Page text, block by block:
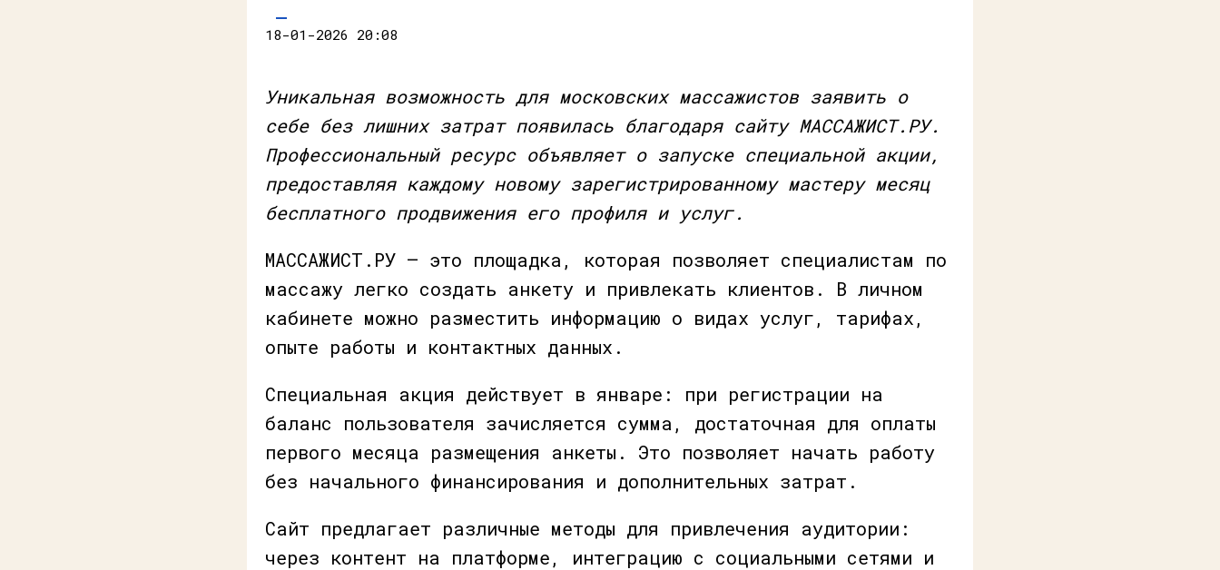
18-01-2026 20:08
Уникальная возможность для московских массажистов заявить о
себе без лишних затрат появилась благодаря сайту МАССАЖИСТ.РУ.
Профессиональный ресурс объявляет о запуске специальной акции,
предоставляя каждому новому зарегистрированному мастеру месяц
бесплатного продвижения его профиля и услуг.
МАССАЖИСТ.РУ — это площадка, которая позволяет специалистам по
массажу легко создать анкету и привлекать клиентов. В личном
кабинете можно разместить информацию о видах услуг, тарифах,
опыте работы и контактных данных.
Специальная акция действует в январе: при регистрации на
баланс пользователя зачисляется сумма, достаточная для оплаты
первого месяца размещения анкеты. Это позволяет начать работу
без начального финансирования и дополнительных затрат.
Сайт предлагает различные методы для привлечения аудитории:
через контент на платформе, интеграцию с социальными сетями и